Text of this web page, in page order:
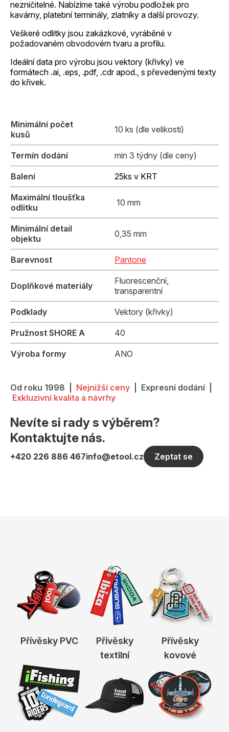
nezničitelné. Nabízíme také výrobu podložek pro
kavárny, platební terminály, zlatníky a další provozy.
Veškeré odlitky jsou zakázkové, vyráběné v
požadovaném obvodovém tvaru a profilu.
Ideální data pro výrobu jsou vektory (křivky) ve
formátech .ai, .eps, .pdf, .cdr apod., s převedenými texty
do křivek.
Minimální počet
kusů
10 ks (dle velikosti)
Termín dodání min 3 týdny (dle ceny)
Balení 25ks v KRT
Maximální tloušťka
odlitku
10 mm
Minimální detail
objektu
0,35 mm
Barevnost Pantone
Doplňkové materiály
Fluorescenční,
transparentní
Podklady Vektory (křivky)
Pružnost SHORE A 40
Výroba formy ANO
Od roku 1998 | Nejnižší ceny
| Expresní dodání |
Exkluzivní kvalita a návrhy
Nevíte si rady s výběrem?
Kontaktujte nás.
+420 226 886 467info@etool.cz Zeptat se
Přívěsky PVC
Přívěsky
textilní
Přívěsky
kovové